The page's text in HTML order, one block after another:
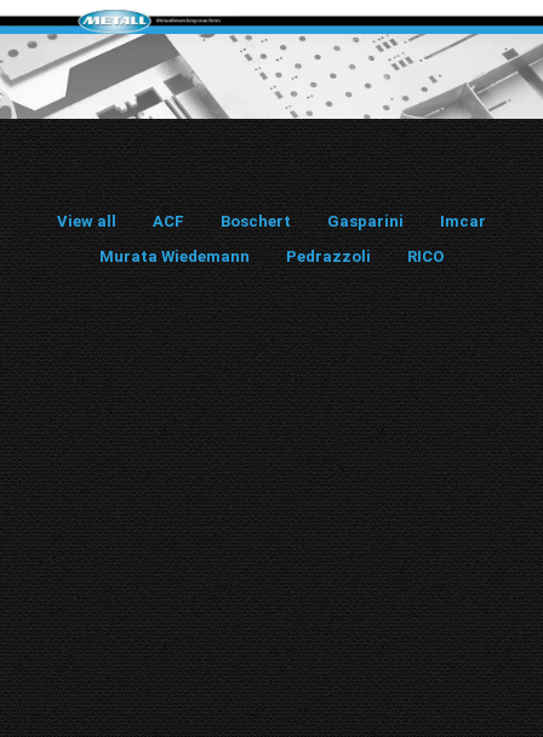
View all ACF Boschert Gasparini
Imcar
Murata Wiedemann
Pedrazzoli RICO
Rico HGR
RICO